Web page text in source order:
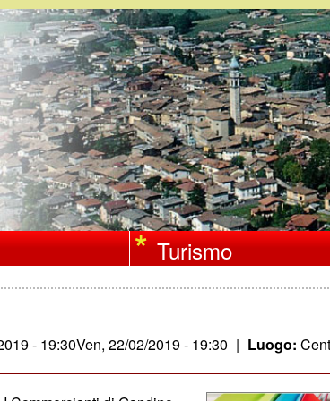
Salta
al
contenuto
principale
Turismo
- 19:30Ven, 22/02/2019 - 19:30 | Luogo: